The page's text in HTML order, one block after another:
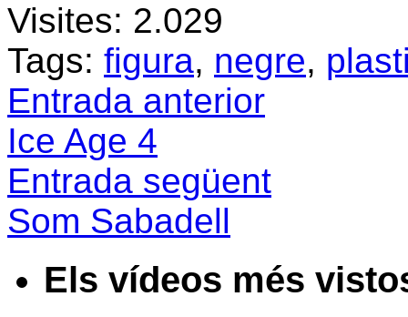
Visites: 2.029
Tags: figura, negre,
Entrada anterior
Ice Age 4
Entrada següent
Som Sabadell
Els vídeos més